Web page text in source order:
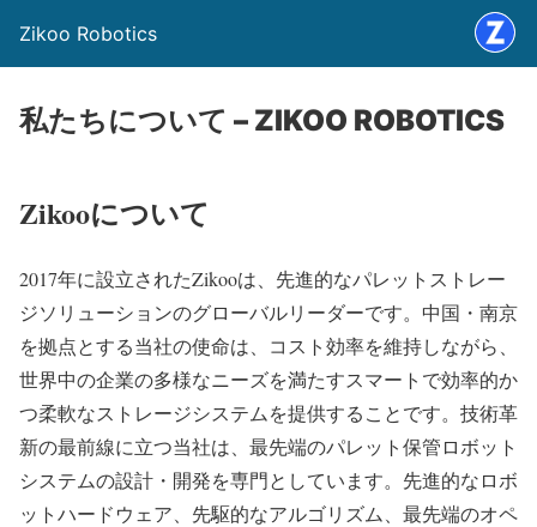
Zikoo Robotics
私たちについて – ZIKOO ROBOTICS
Zikooについて
2017年に設立されたZikooは、先進的なパレットストレー
ジソリューションのグローバルリーダーです。中国・南京
を拠点とする当社の使命は、コスト効率を維持しながら、
世界中の企業の多様なニーズを満たすスマートで効率的か
つ柔軟なストレージシステムを提供することです。技術革
新の最前線に立つ当社は、最先端のパレット保管ロボット
システムの設計・開発を専門としています。先進的なロボ
ットハードウェア、先駆的なアルゴリズム、最先端のオペ